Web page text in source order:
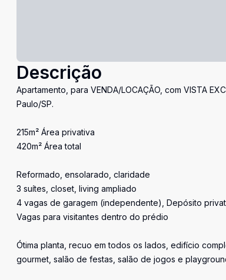
Descrição
Apartamento, para VENDA/LOCAÇÃO, com VISTA
Paulo/SP.
215m² Área privativa
420m² Área total
Reformado, ensolarado, claridade
3 suítes, closet, living ampliado
4 vagas de garagem (independente), Depósito
Vagas para visitantes dentro do prédio
Ótima planta, recuo em todos os lados, edifício
gourmet, salão de festas, salão de jogos e